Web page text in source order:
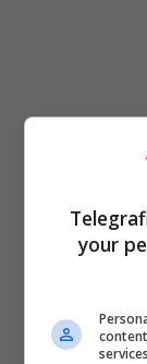
your